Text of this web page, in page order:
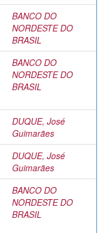
BANCO DO
NORDESTE DO
BRASIL
BANCO DO
NORDESTE DO
BRASIL
DUQUE, José
Guimarães
DUQUE, José
Guimarães
BANCO DO
NORDESTE DO
BRASIL